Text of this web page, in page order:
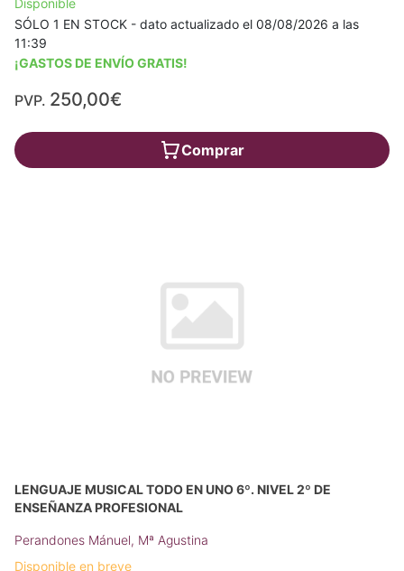
SÓLO 1 EN STOCK - dato actualizado el 08/08/2026 a las
11:39
¡GASTOS DE ENVÍO GRATIS!
PVP. 250,00€
Comprar
LENGUAJE MUSICAL TODO EN UNO 6º. NIVEL 2º DE
ENSEÑANZA PROFESIONAL
Perandones Mánuel, Mª Agustina
Disponible en breve